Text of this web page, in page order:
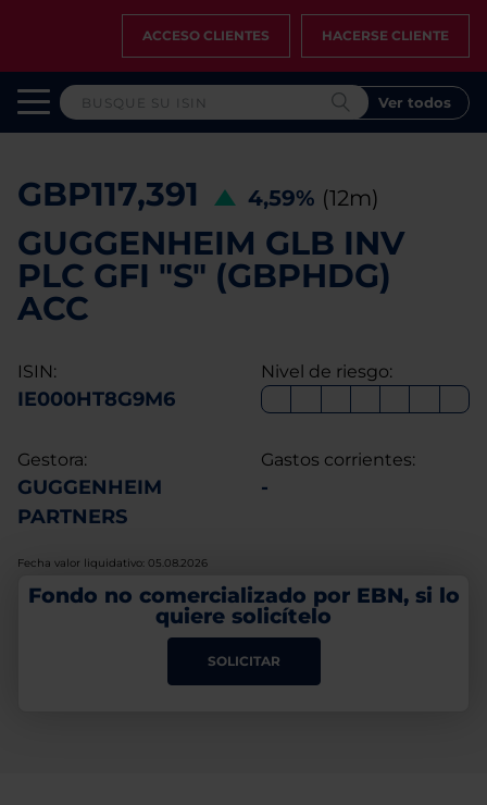
ACCESO CLIENTES HACERSE CLIENTE
Ver todos
GBP117,391 4,59% (12m)
GUGGENHEIM GLB INV
PLC GFI "S" (GBPHDG)
ACC
ISIN:
IE000HT8G9M6
Nivel de riesgo:
Gestora:
GUGGENHEIM
PARTNERS
Gastos corrientes:
-
Fecha valor liquidativo: 05.08.2026
Fondo no comercializado por EBN, si lo
quiere solicítelo
SOLICITAR